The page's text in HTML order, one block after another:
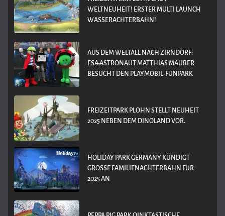
WELTNEUHEIT! ERSTER MULTI LAUNCH
WASSERACHTERBAHN!
AUS DEM WELTALL NACH ZIRNDORF:
ESA-ASTRONAUT MATTHIAS MAURER
BESUCHT DEN PLAYMOBIL-FUNPARK
FREIZEITPARK PLOHN STELLT NEUHEIT
2025 NEBEN DEM DINOLAND VOR.
HOLIDAY PARK GERMANY KÜNDIGT
GROSSE FAMILIENACHTERBAHN FÜR 2
025 AN